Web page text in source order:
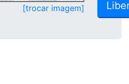
[trocar imagem]